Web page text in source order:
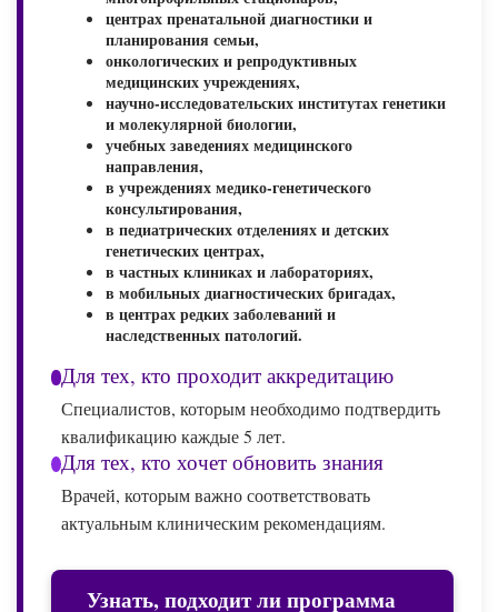
центрах пренатальной диагностики и
планирования семьи,
онкологических и репродуктивных
медицинских учреждениях,
научно-исследовательских институтах генетики
и молекулярной биологии,
учебных заведениях медицинского
направления,
в учреждениях медико-генетического
консультирования,
в педиатрических отделениях и детских
генетических центрах,
в частных клиниках и лабораториях,
в мобильных диагностических бригадах,
в центрах редких заболеваний и
наследственных патологий.
Для тех, кто проходит аккредитацию
Специалистов, которым необходимо подтвердить
квалификацию каждые 5 лет.
Для тех, кто хочет обновить знания
Врачей, которым важно соответствовать
актуальным клиническим рекомендациям.
Узнать, подходит ли программа